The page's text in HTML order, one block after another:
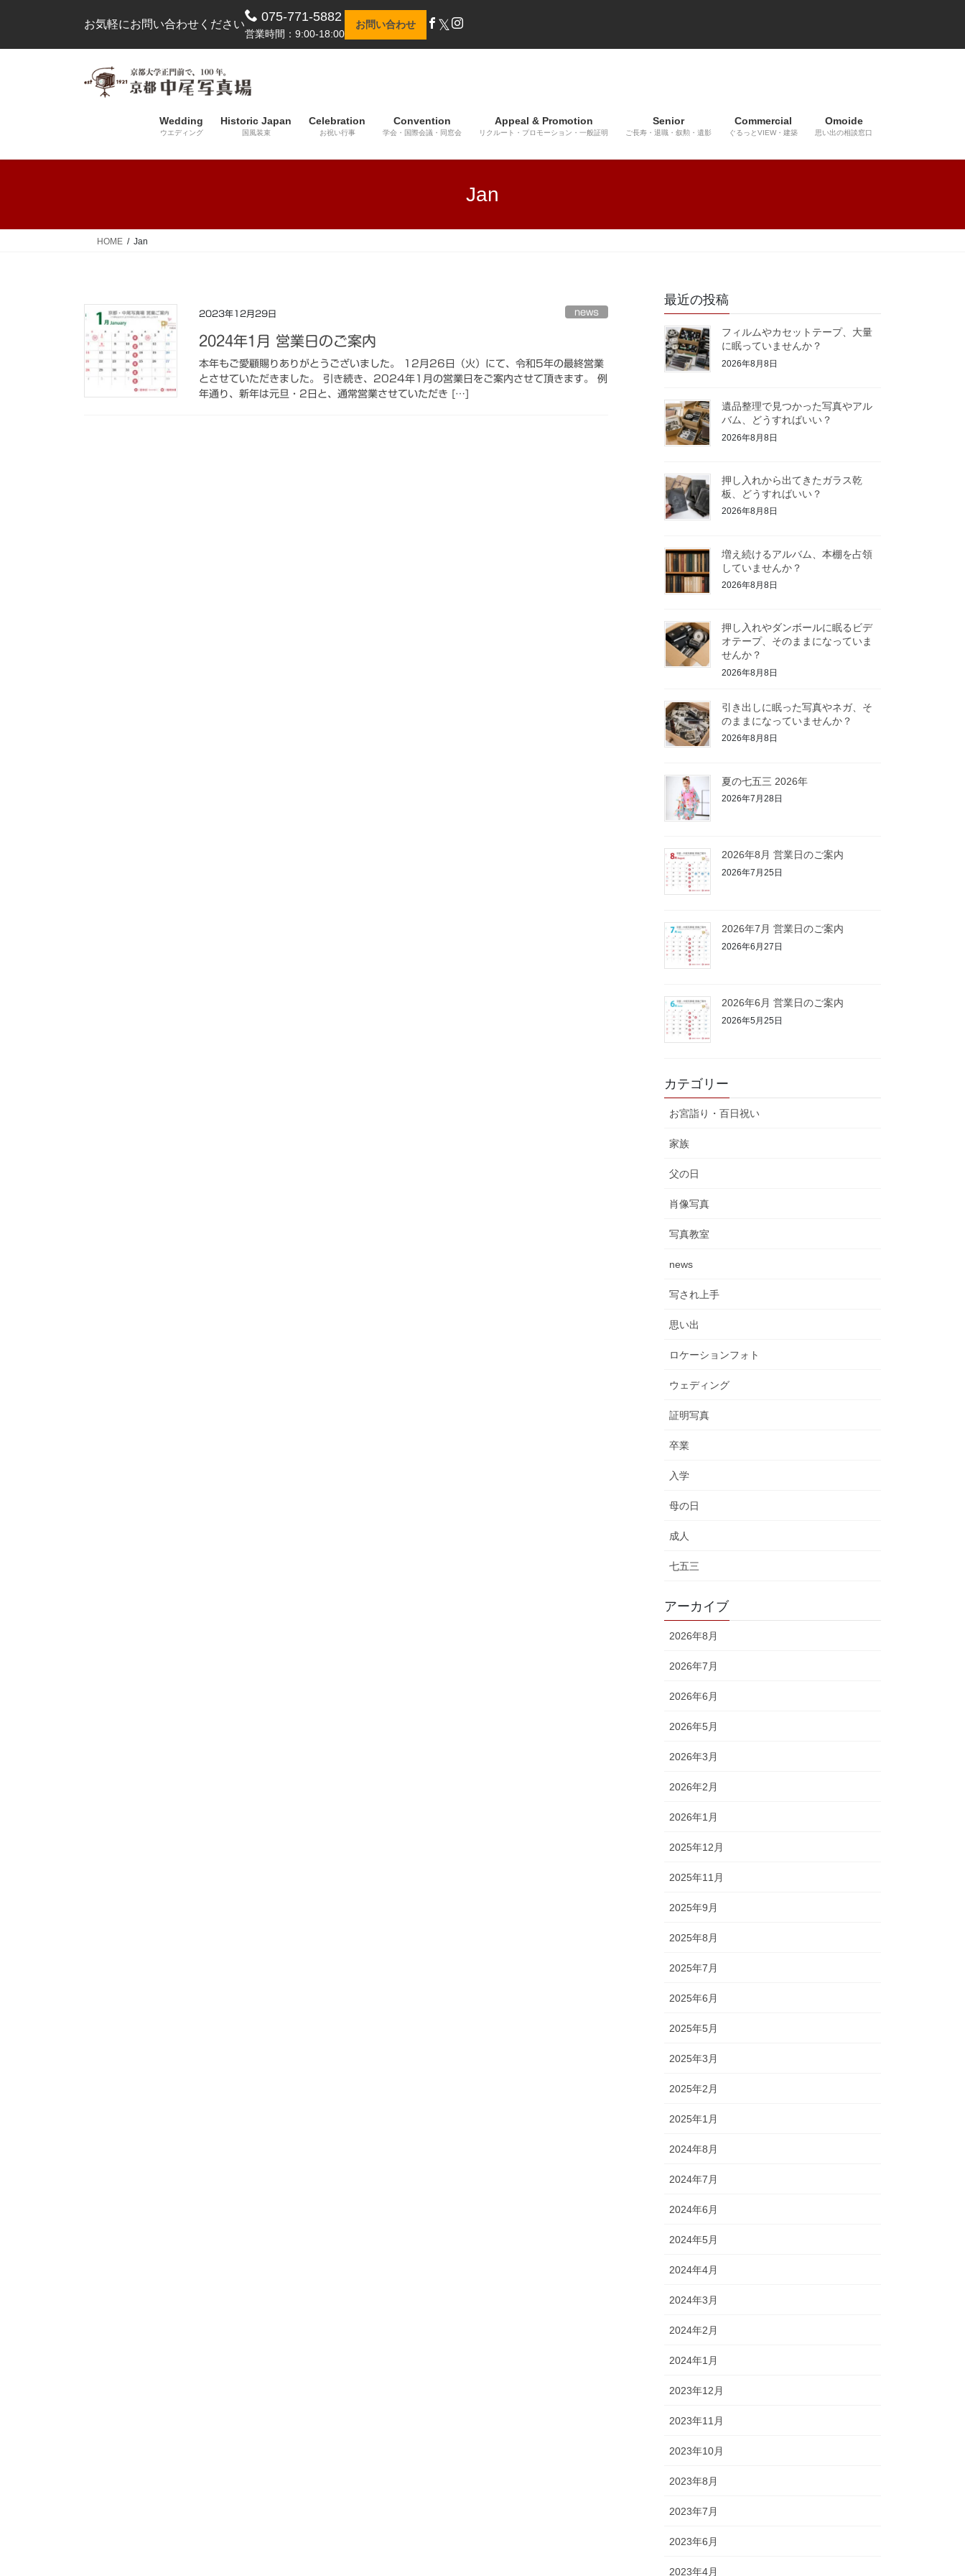
プ
動
お気軽にお問い合わせください
075-771-5882
営業時間：9:00-18:00
お問い合わせ 𝕏
Wedding
ウエディング
Historic Japan
国風装束
Celebration
お祝い行事
Convention
学会・国際会議・同窓会
Appeal & Promotion
リクルート・プロモーション・一般証明
Senior
ご長寿・退職・叙勲・遺影
Commercial
ぐるっとVIEW・建築
Omoide
思い出の相談窓口
Jan
HOME Jan
2023年12月29日 news
2024年1月 営業日のご案内
本年もご愛顧賜りありがとうございました。 12月26日（火）にて、令和5年の最終営業
とさせていただきました。 引き続き、2024年1月の営業日をご案内させて頂きます。 例
年通り、新年は元旦・2日と、通常営業させていただき […]
最近の投稿
フィルムやカセットテープ、大量
に眠っていませんか？
2026年8月8日
遺品整理で見つかった写真やアル
バム、どうすればいい？
2026年8月8日
押し入れから出てきたガラス乾
板、どうすればいい？
2026年8月8日
増え続けるアルバム、本棚を占領
していませんか？
2026年8月8日
押し入れやダンボールに眠るビデ
オテープ、そのままになっていま
せんか？
2026年8月8日
引き出しに眠った写真やネガ、そ
のままになっていませんか？
2026年8月8日
夏の七五三 2026年
2026年7月28日
2026年8月 営業日のご案内
2026年7月25日
2026年7月 営業日のご案内
2026年6月27日
2026年6月 営業日のご案内
2026年5月25日
カテゴリー
お宮詣り・百日祝い
家族
父の日
肖像写真
写真教室
news
写され上手
思い出
ロケーションフォト
ウェディング
証明写真
卒業
入学
母の日
成人
七五三
アーカイブ
2026年8月
2026年7月
2026年6月
2026年5月
2026年3月
2026年2月
2026年1月
2025年12月
2025年11月
2025年9月
2025年8月
2025年7月
2025年6月
2025年5月
2025年3月
2025年2月
2025年1月
2024年8月
2024年7月
2024年6月
2024年5月
2024年4月
2024年3月
2024年2月
2024年1月
2023年12月
2023年11月
2023年10月
2023年8月
2023年7月
2023年6月
2023年4月